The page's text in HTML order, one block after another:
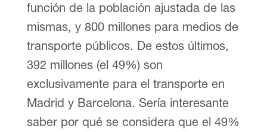
función de la población ajustada de las
mismas, y 800 millones para medios de
transporte públicos. De estos últimos,
392 millones (el 49%) son
exclusivamente para el transporte en
Madrid y Barcelona. Sería interesante
saber por qué se considera que el 49%